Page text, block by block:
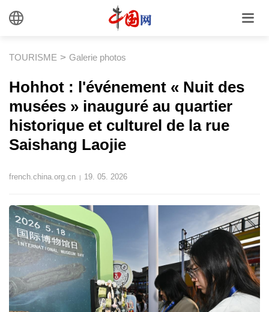
TOURISME > Galerie photos
Hohhot : l'événement « Nuit des
musées » inauguré au quartier
historique et culturel de la rue
Saishang Laojie
french.china.org.cn | 19. 05. 2026